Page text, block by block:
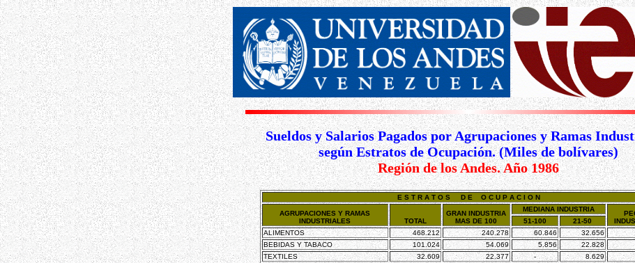
Sueldos y Salarios Pagados por Agrupaciones y Ramas
según Estratos de Ocupación. (Miles de bolívares)
Región de los Andes. Año 1986
E S T R A T O S D E O C U P A C I O N
AGRUPACIONES Y RAMAS
INDUSTRIALES
TOTAL
GRAN INDUSTRIA
MAS DE 100
MEDIANA INDUSTRIA
51-100
21-50
ALIMENTOS
468.212 240.278 60.846 32.656
BEBIDAS Y TABACO
101.024 54.069 5.856 22.828
TEXTILES
32.609 22.377 - 8.629